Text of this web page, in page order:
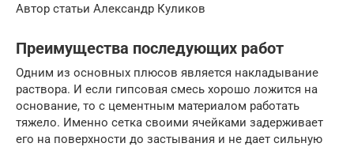
Автор статьи Александр Куликов
Преимущества последующих работ
Одним из основных плюсов является накладывание
раствора. И если гипсовая смесь хорошо ложится на
основание, то с цементным материалом работать
тяжело. Именно сетка своими ячейками задерживает
его на поверхности до застывания и не дает сильную